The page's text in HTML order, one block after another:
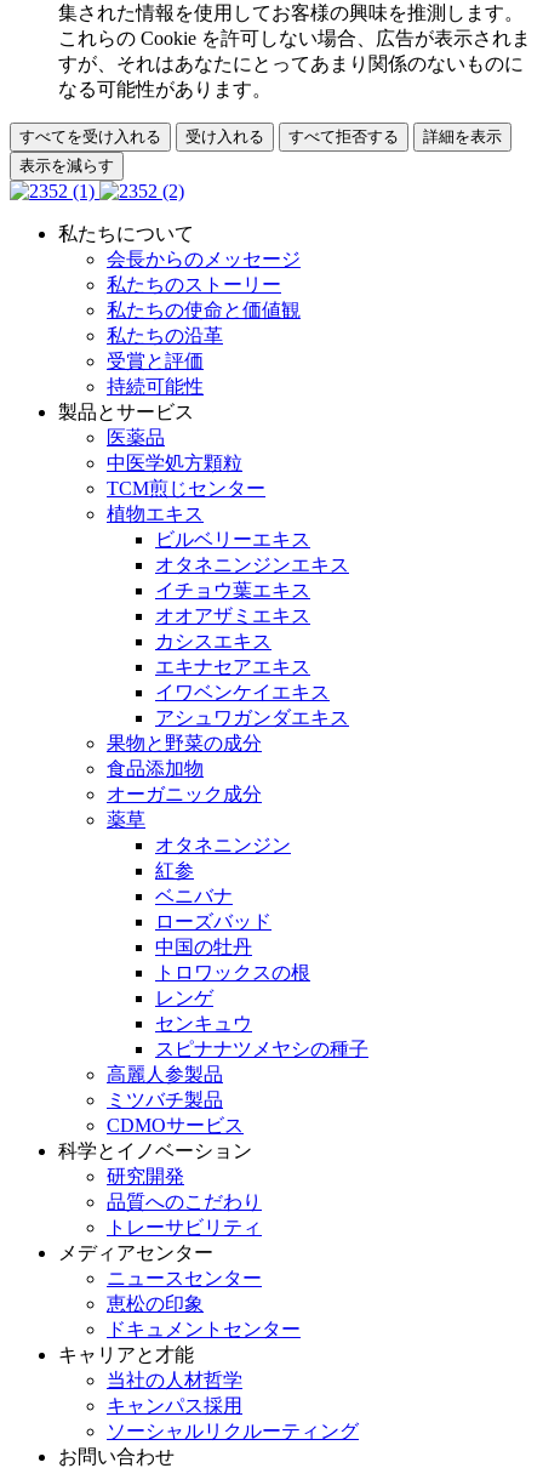
集された情報を使用してお客様の興味を推測します。
これらの Cookie を許可しない場合、広告が表示されま
すが、それはあなたにとってあまり関係のないものに
なる可能性があります。
すべてを受け入れる 受け入れる すべて拒否する
詳細を表示
表示を減らす
私たちについて
会長からのメッセージ
私たちのストーリー
私たちの使命と価値観
私たちの沿革
受賞と評価
持続可能性
製品とサービス
医薬品
中医学処方顆粒
TCM煎じセンター
植物エキス
ビルベリーエキス
オタネニンジンエキス
イチョウ葉エキス
オオアザミエキス
カシスエキス
エキナセアエキス
イワベンケイエキス
アシュワガンダエキス
果物と野菜の成分
食品添加物
オーガニック成分
薬草
オタネニンジン
紅参
ベニバナ
ローズバッド
中国の牡丹
トロワックスの根
レンゲ
センキュウ
スピナナツメヤシの種子
高麗人参製品
ミツバチ製品
CDMOサービス
科学とイノベーション
研究開発
品質へのこだわり
トレーサビリティ
メディアセンター
ニュースセンター
恵松の印象
ドキュメントセンター
キャリアと才能
当社の人材哲学
キャンパス採用
ソーシャルリクルーティング
お問い合わせ